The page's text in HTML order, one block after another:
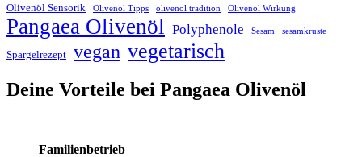
Olivenöl Sensorik Olivenöl Tipps olivenöl tradition Olivenöl Wirkung
Pangaea Olivenöl Polyphenole Sesam sesamkruste
Spargelrezept vegan vegetarisch
Deine Vorteile bei Pangaea Olivenöl
Familienbetrieb